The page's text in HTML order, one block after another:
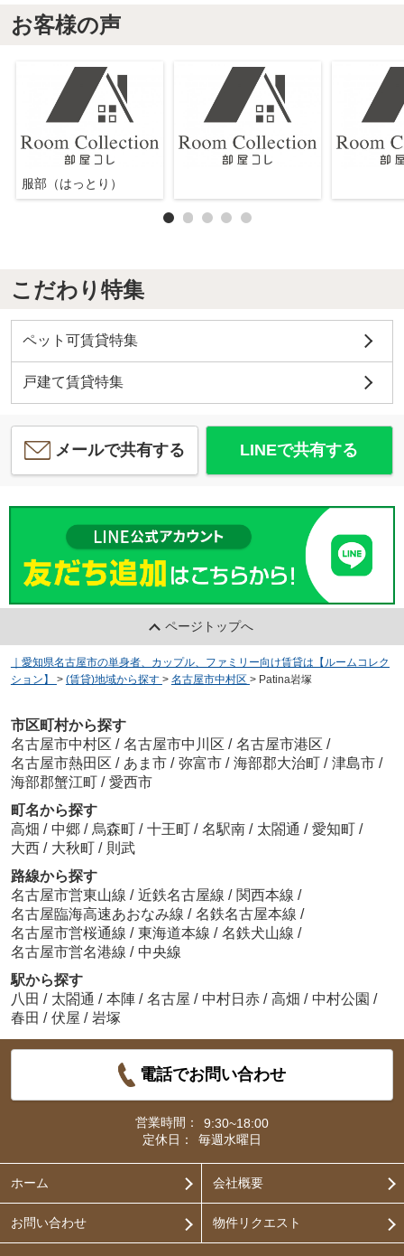
お客様の声
服部（はっとり）
こだわり特集
ペット可賃貸特集
戸建て賃貸特集
メールで共有する LINEで共有する
ページトップへ
｜愛知県名古屋市の単身者、カップル、ファミリー向け賃貸は【ルームコレク
ション】
> (賃貸)地域から探す > 名古屋市中村区 > Patina岩塚
市区町村から探す
名古屋市中村区 / 名古屋市中川区 / 名古屋市港区 /
名古屋市熱田区 / あま市 / 弥富市 / 海部郡大治町 / 津島市 /
海部郡蟹江町 / 愛西市
町名から探す
高畑 / 中郷 / 烏森町 / 十王町 / 名駅南 / 太閤通 / 愛知町 /
大西 / 大秋町 / 則武
路線から探す
名古屋市営東山線 / 近鉄名古屋線 / 関西本線 /
名古屋臨海高速あおなみ線 / 名鉄名古屋本線 /
名古屋市営桜通線 / 東海道本線 / 名鉄犬山線 /
名古屋市営名港線 / 中央線
駅から探す
八田 / 太閤通 / 本陣 / 名古屋 / 中村日赤 / 高畑 / 中村公園 /
春田 / 伏屋 / 岩塚
電話でお問い合わせ
営業時間：
9:30~18:00
定休日：
毎週水曜日
ホーム 会社概要
お問い合わせ 物件リクエスト